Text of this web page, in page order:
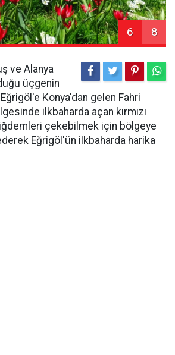
6 8
ve Alanya
üçgenin
Konya'dan gelen Fahri
ilkbaharda açan kırmızı
çekebilmek için bölgeye
Eğrigöl'ün ilkbaharda harika